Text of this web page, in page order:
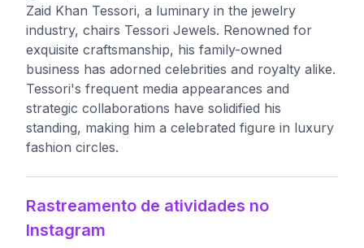
Zaid Khan Tessori, a luminary in the jewelry
industry, chairs Tessori Jewels. Renowned for
exquisite craftsmanship, his family-owned
business has adorned celebrities and royalty alike.
Tessori's frequent media appearances and
strategic collaborations have solidified his
standing, making him a celebrated figure in luxury
fashion circles.
Rastreamento de atividades no
Instagram